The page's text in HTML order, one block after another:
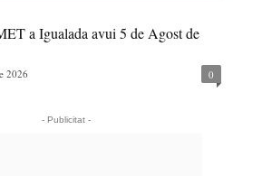
a Igualada avui 5 de Agost de
2026 0
- Publicitat -